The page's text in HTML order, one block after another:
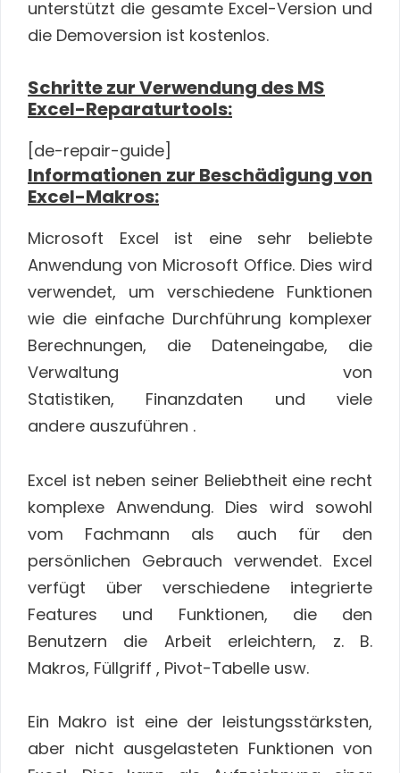
unterstützt die gesamte Excel-Version und
die Demoversion ist kostenlos.
Schritte zur Verwendung des MS
Excel-Reparaturtools:
[de-repair-guide]
Informationen zur Beschädigung von
Excel-Makros:
Microsoft Excel ist eine sehr beliebte
Anwendung von Microsoft Office. Dies wird
verwendet, um verschiedene Funktionen
wie die einfache Durchführung komplexer
Berechnungen, die Dateneingabe, die
Verwaltung von
Statistiken, Finanzdaten und viele
andere auszuführen .
Excel ist neben seiner Beliebtheit eine recht
komplexe Anwendung. Dies wird sowohl
vom Fachmann als auch für den
persönlichen Gebrauch verwendet. Excel
verfügt über verschiedene integrierte
Features und Funktionen, die den
Benutzern die Arbeit erleichtern, z. B.
Makros, Füllgriff , Pivot-Tabelle usw.
Ein Makro ist eine der leistungsstärksten,
aber nicht ausgelasteten Funktionen von